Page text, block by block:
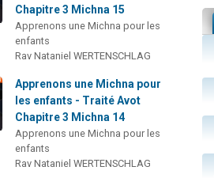
Chapitre 3 Michna 15
Apprenons une Michna pour les
enfants
Rav Nataniel WERTENSCHLAG
Apprenons une Michna pour
les enfants - Traité Avot
Chapitre 3 Michna 14
Apprenons une Michna pour les
enfants
Rav Nataniel WERTENSCHLAG